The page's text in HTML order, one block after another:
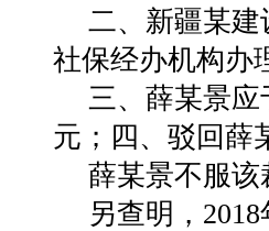
二、新疆某
社保经办机构办
三、薛某景应
元；四、驳回薛
薛某景不服该
另查明，